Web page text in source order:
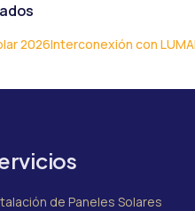
2026Interconexión con LUMA
de Paneles Solares